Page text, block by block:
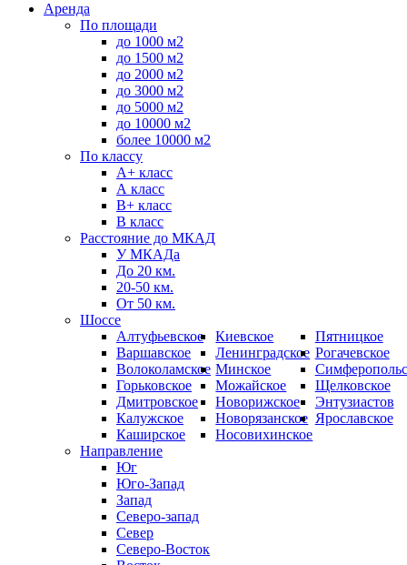
Аренда
По площади
до 1000 м2
до 1500 м2
до 2000 м2
до 3000 м2
до 5000 м2
до 10000 м2
более 10000 м2
По классу
А+ класс
А класс
B+ класс
В класс
Расстояние до МКАД
У МКАДа
До 20 км.
20-50 км.
От 50 км.
Шоссе
Алтуфьевское
Варшавское
Волоколамское
Горьковское
Дмитровское
Калужское
Каширское
Киевское
Ленинградское
Минское
Можайское
Новорижское
Новорязанское
Носовихинское
Пятницкое
Рогачевское
Щелковское
Энтузиастов
Ярославское
Направление
Юг
Юго-Запад
Запад
Северо-запад
Север
Северо-Восток